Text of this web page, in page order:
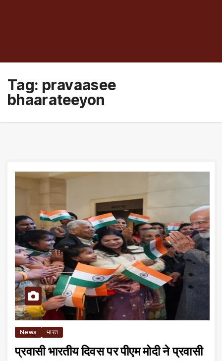
Tag: pravaasee
bhaarateeyon
News भारत
प्रवासी भारतीय दिवस पर पीएम मोदी ने प्रवासी